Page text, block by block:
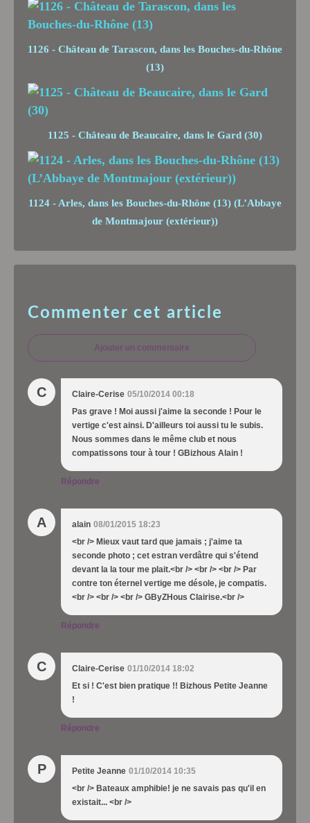
1126 - Château de Tarascon, dans les Bouches-du-Rhône
(13)
1125 - Château de Beaucaire, dans le Gard (30)
1124 - Arles, dans les Bouches-du-Rhône (13) (L’Abbaye
de Montmajour (extérieur))
Commenter cet article
Ajouter un commentaire
C Claire-Cerise 05/10/2014 00:18
Pas grave ! Moi aussi j'aime la seconde ! Pour le
vertige c'est ainsi. D'ailleurs toi aussi tu le subis.
Nous sommes dans le même club et nous
compatissons tour à tour ! GBizhous Alain !
Répondre
A alain 08/01/2015 18:23
<br /> Mieux vaut tard que jamais ; j'aime ta
seconde photo ; cet estran verdâtre qui s'étend
devant la la tour me plait.<br /> <br /> <br /> Par
contre ton éternel vertige me désole, je compatis.
<br /> <br /> <br /> GByZHous Clairise.<br />
Répondre
C Claire-Cerise 01/10/2014 18:02
Et si ! C'est bien pratique !! Bizhous Petite Jeanne
!
Répondre
P Petite Jeanne 01/10/2014 10:35
<br /> Bateaux amphibie! je ne savais pas qu'il en
existait... <br />